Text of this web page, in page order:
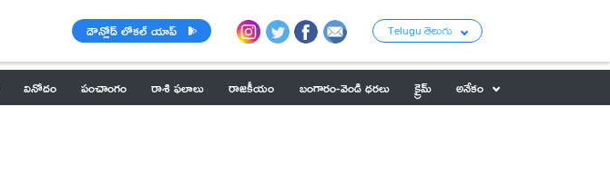
డౌన్లోడ్ లోకల్ యాప్ Telugu తెలుగు
వినోదం పంచాంగం రాశి ఫలాలు రాజకీయం బంగారం-వెండి ధరలు క్రైమ్
అనేకం